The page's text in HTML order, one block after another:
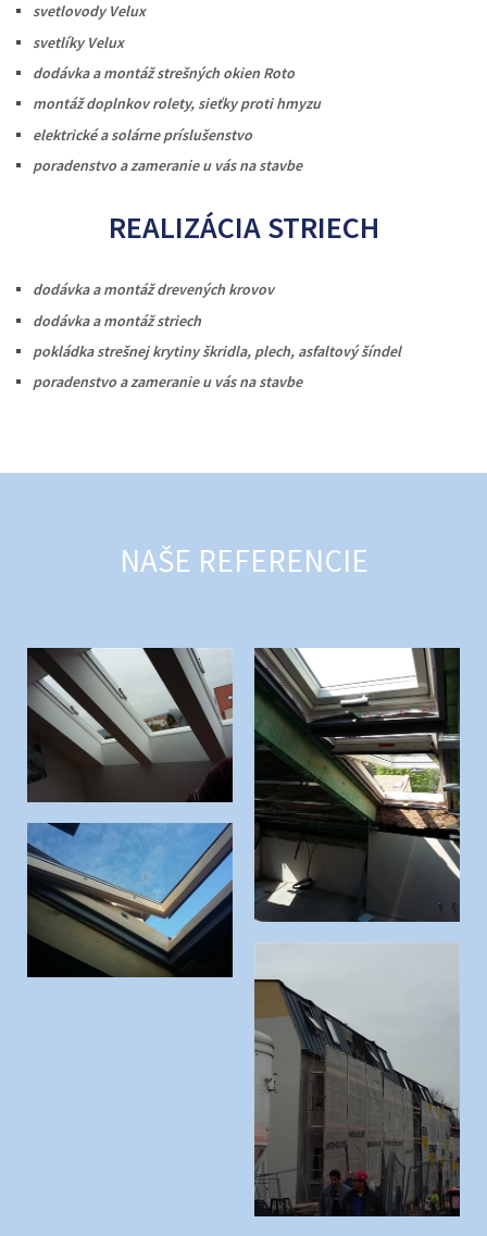
svetlovody Velux
svetlíky Velux
dodávka a montáž strešných okien Roto
montáž doplnkov rolety, sieťky proti hmyzu
elektrické a solárne príslušenstvo
poradenstvo a zameranie u vás na stavbe
REALIZÁCIA STRIECH
dodávka a montáž drevených krovov
dodávka a montáž striech
pokládka strešnej krytiny škridla, plech, asfaltový šíndel
poradenstvo a zameranie u vás na stavbe
NAŠE REFERENCIE